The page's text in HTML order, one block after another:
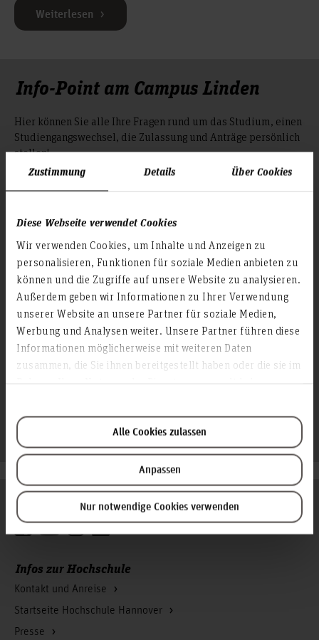
Zustimmung Details Über Cookies
Diese Webseite verwendet Cookies
Wir verwenden Cookies, um Inhalte und Anzeigen zu
personalisieren, Funktionen für soziale Medien anbieten zu
können und die Zugriffe auf unsere Website zu analysieren.
Außerdem geben wir Informationen zu Ihrer Verwendung
unserer Website an unsere Partner für soziale Medien,
Werbung und Analysen weiter. Unsere Partner führen diese
Informationen möglicherweise mit weiteren Daten
zusammen, die Sie ihnen bereitgestellt haben oder die sie im
Alle Cookies zulassen
Anpassen
Nur notwendige Cookies verwenden
Weiterlesen
Info-Point am Campus Linden
Hier können Sie alle Ihre Fragen rund um das Studium, einen
Studiengangswechsel, die Zulassung und Anträge persönlich
stellen!
Öffnungszeiten:
Freitags keine persönliche Sprechstunde, jedoch telefonisch
Hochschule Hannover
Servicezentrum Beratung
Ricklinger Stadtweg 120
30459 Hannover
studierendenservice(at)hs-hannover.de
Zum Seitenanfang
Infos zur Hochschule
Kontakt und Anreise
Startseite Hochschule Hannover
Presse
Folgen Sie uns